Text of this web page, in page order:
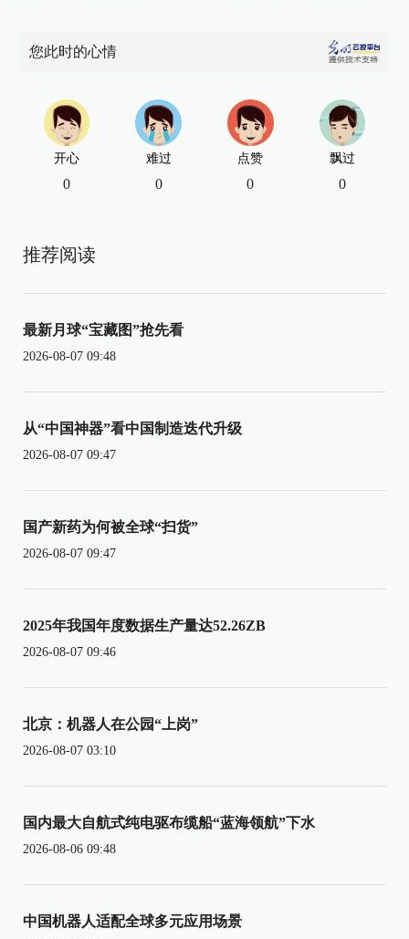
您此时的心情
开心
0
难过
0
点赞
0
飘过
0
推荐阅读
最新月球“宝藏图”抢先看
2026-08-07 09:48
从“中国神器”看中国制造迭代升级
2026-08-07 09:47
国产新药为何被全球“扫货”
2026-08-07 09:47
2025年我国年度数据生产量达52.26ZB
2026-08-07 09:46
北京：机器人在公园“上岗”
2026-08-07 03:10
国内最大自航式纯电驱布缆船“蓝海领航”下水
2026-08-06 09:48
中国机器人适配全球多元应用场景